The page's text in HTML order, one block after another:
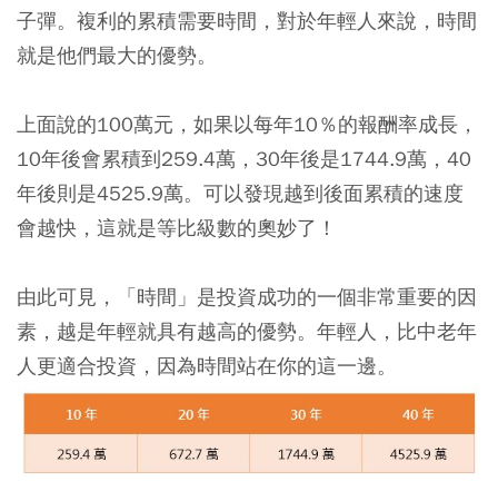
子彈。複利的累積需要時間，對於年輕人來說，時間
就是他們最大的優勢。
上面說的100萬元，如果以每年10％的報酬率成長，
10年後會累積到259.4萬，30年後是1744.9萬，40
年後則是4525.9萬。可以發現越到後面累積的速度
會越快，這就是等比級數的奧妙了！
由此可見，
「時間」是投資成功的一個非常重要的因
素，越是年輕就具有越高的優勢。年輕人，比中老年
人更適合投資，因為時間站在你的這一邊。